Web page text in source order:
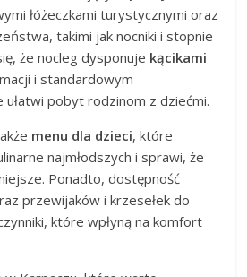
łóżeczkami turystycznymi oraz
takimi jak nocniki i stopnie
że nocleg dysponuje kącikami
i standardowym
pobyt rodzinom z dziećmi.
menu dla dzieci, które
najmłodszych i sprawi, że
Ponadto, dostępność
przewijaków i krzesełek do
które wpłyną na komfort